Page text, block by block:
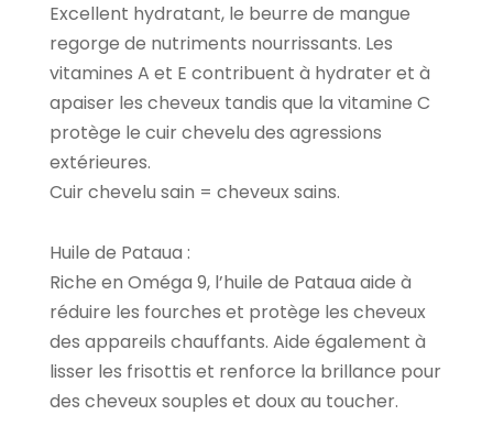
Excellent hydratant, le beurre de mangue
regorge de nutriments nourrissants. Les
vitamines A et E contribuent à hydrater et à
apaiser les cheveux tandis que la vitamine C
protège le cuir chevelu des agressions
extérieures.
Cuir chevelu sain = cheveux sains.
Huile de Pataua :
Riche en Oméga 9, l’huile de Pataua aide à
réduire les fourches et protège les cheveux
des appareils chauffants. Aide également à
lisser les frisottis et renforce la brillance pour
des cheveux souples et doux au toucher.